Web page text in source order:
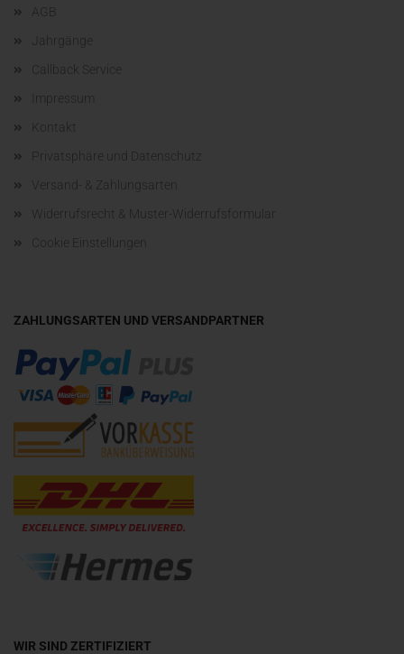
AGB
Jahrgänge
Callback Service
Impressum
Kontakt
Privatsphäre und Datenschutz
Versand- & Zahlungsarten
Widerrufsrecht & Muster-Widerrufsformular
Cookie Einstellungen
ZAHLUNGSARTEN UND VERSANDPARTNER
WIR SIND ZERTIFIZIERT